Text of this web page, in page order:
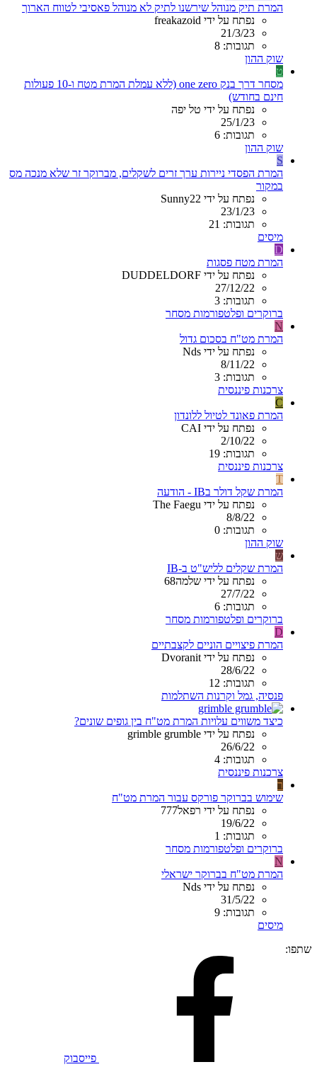
המרת תיק מנוהל שירשנו לתיק לא מנוהל פאסיבי לטווח הארוך
נפתח על ידי freakazoid
21/3/23
תגובות: 8
שוק ההון
ט
מסחר דרך בנק one zero (ללא עמלת המרת מטח ו-10 פעולות
חינם בחודש)
נפתח על ידי טל יפה
25/1/23
תגובות: 6
שוק ההון
S
המרת הפסדי ניירות ערך זרים לשקלים, מברוקר זר שלא מנכה מס
במקור
נפתח על ידי Sunny22
23/1/23
תגובות: 21
מיסים
D
המרת מטח פסגות
נפתח על ידי DUDDELDORF
27/12/22
תגובות: 3
ברוקרים ופלטפורמות מסחר
N
המרת מט"ח בסכום גדול
נפתח על ידי Nds
8/11/22
תגובות: 3
צרכנות פיננסית
C
המרת פאונד לטיול ללונדון
נפתח על ידי CAI
2/10/22
תגובות: 19
צרכנות פיננסית
T
המרת שקל דולר בIB - הודעה
נפתח על ידי The Faegu
8/8/22
תגובות: 0
שוק ההון
ש
המרת שקלים לליש"ט ב-IB
נפתח על ידי שלמה68
27/7/22
תגובות: 6
ברוקרים ופלטפורמות מסחר
D
המרת פיצויים הוניים לקצבתיים
נפתח על ידי Dvoranit
28/6/22
תגובות: 12
פנסיה, גמל וקרנות השתלמות
כיצד משווים עלויות המרת מט"ח בין גופים שונים?
נפתח על ידי grimble grumble
26/6/22
תגובות: 4
צרכנות פיננסית
ר
שימוש בברוקר פורקס עבור המרת מט"ח
נפתח על ידי רפאל777
19/6/22
תגובות: 1
ברוקרים ופלטפורמות מסחר
N
המרת מט"ח בברוקר ישראלי
נפתח על ידי Nds
31/5/22
תגובות: 9
מיסים
שתפו:
פייסבוק